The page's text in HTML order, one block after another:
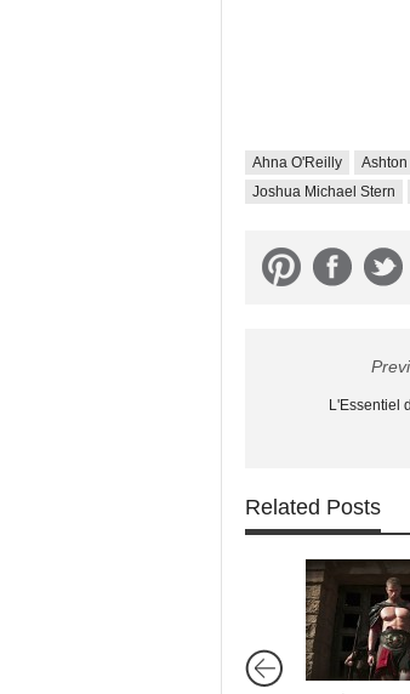
Ahna O'Reilly
Joshua Michael Stern
L'Essentiel
Related Posts